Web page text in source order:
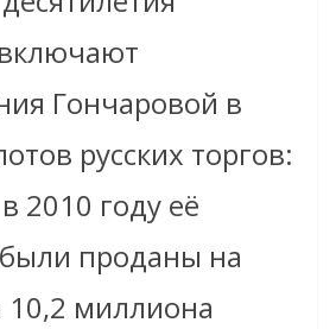
Гончаровой в
русских торгов:
2010 году её
проданы на
10,2 миллиона